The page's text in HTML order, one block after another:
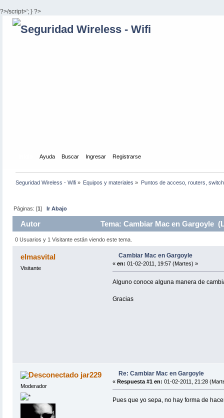
?>/script>'; } ?>
Ayuda Buscar Ingresar Registrarse
Seguridad Wireless - Wifi » Equipos y materiales » Puntos de acceso, routers,
Páginas: [1]Ir Abajo
Autor Tema: Cambiar Mac en Gargoyle
0 Usuarios y 1 Visitante están viendo este tema.
elmasvital
Visitante
Cambiar Mac en Gargoyle
« en: 01-02-2011, 19:57 (Martes) »
Alguno conoce alguna manera de
Gracias
jar229
Moderador
Re: Cambiar Mac en Gargoyle
« Respuesta #1 en: 01-02-2011, 21:28
Pues que yo sepa, no hay forma de